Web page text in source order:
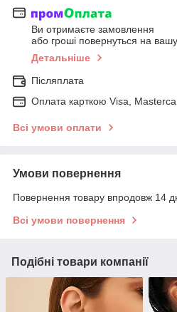
Ви отримаєте замовлення
або гроші повернуться на
Детальніше
Післяплата
Оплата карткою Visa,
Всі умови оплати
Умови повернення
Повернення товару впродовж 14
Всі умови повернення
Подібні товари компанії